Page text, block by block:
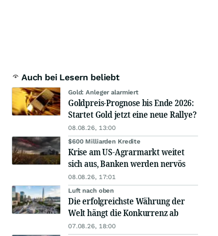
Auch bei Lesern beliebt
Gold: Anleger alarmiert
Goldpreis-Prognose bis Ende 2026:
Startet Gold jetzt eine neue Rallye?
08.08.26, 13:00
$600 Milliarden Kredite
Krise am US-Agrarmarkt weitet
sich aus, Banken werden nervös
08.08.26, 17:01
Luft nach oben
Die erfolgreichste Währung der
Welt hängt die Konkurrenz ab
07.08.26, 18:00